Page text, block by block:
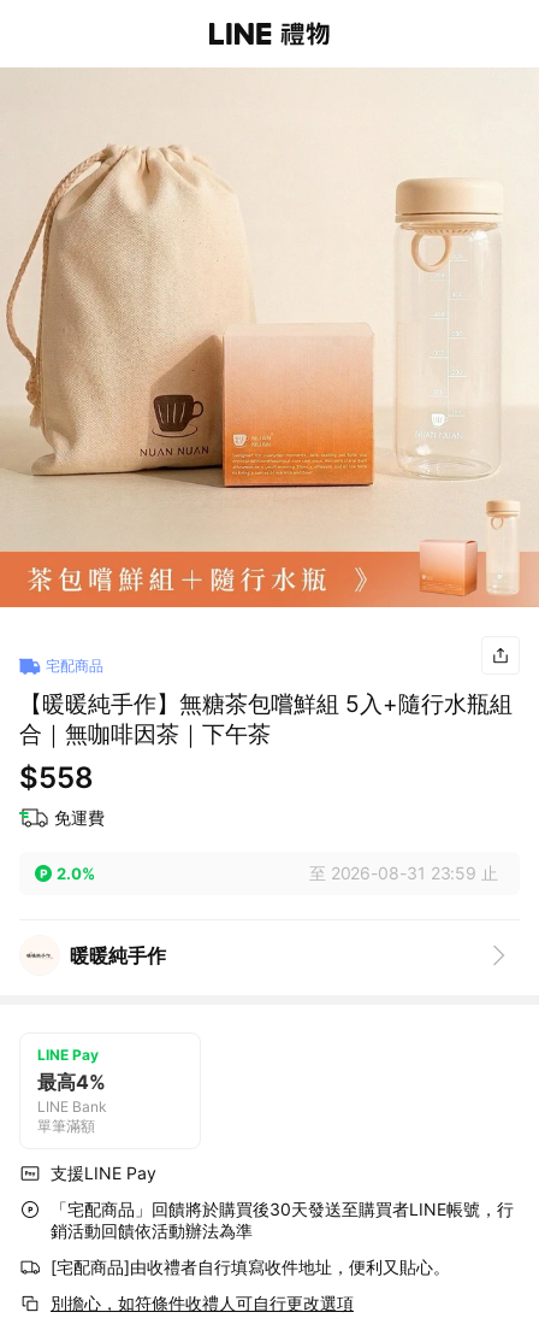
宅配商品
【暖暖純手作】無糖茶包嚐鮮組 5入+隨行水瓶組
合｜無咖啡因茶｜下午茶
$558
免運費
2.0% 至 2026-08-31 23:59 止
暖暖純手作
LINE Pay
最高4%
LINE Bank
單筆滿額
支援LINE Pay
「宅配商品」回饋將於購買後30天發送至購買者LINE帳號，行
銷活動回饋依活動辦法為準
[宅配商品]由收禮者自行填寫收件地址，便利又貼心。
別擔心，如符條件收禮人可自行更改選項